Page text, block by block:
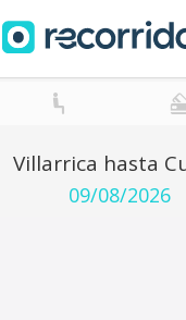
Villarrica hasta
09/08/2026